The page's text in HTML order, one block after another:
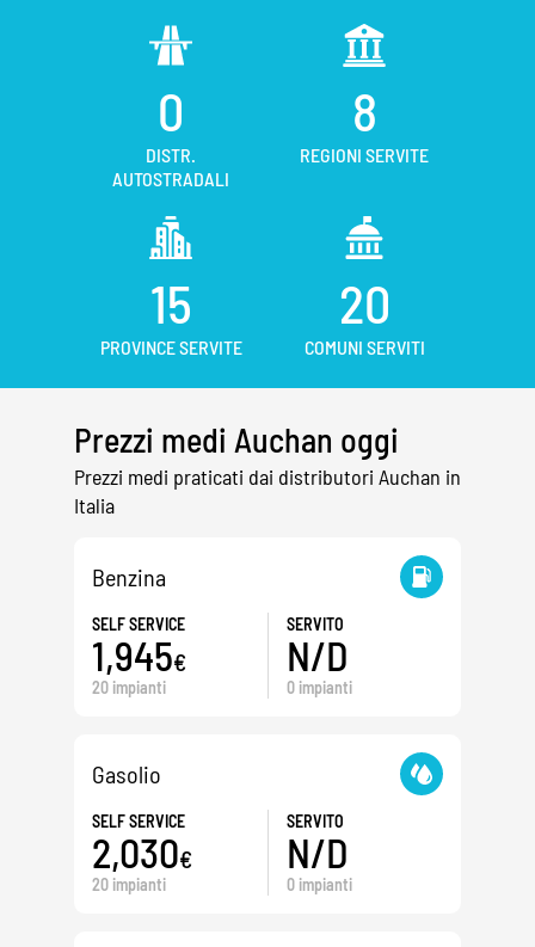
0
DISTR.
AUTOSTRADALI
8
REGIONI SERVITE
15
PROVINCE SERVITE
20
COMUNI SERVITI
Prezzi medi Auchan oggi
Prezzi medi praticati dai distributori Auchan in
Italia
Benzina
SELF SERVICE
1,945€
20 impianti
SERVITO
N/D
0 impianti
Gasolio
SELF SERVICE
2,030€
20 impianti
SERVITO
N/D
0 impianti